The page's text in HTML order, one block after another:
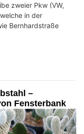
zweier Pkw (VW,
in der
Bernhardstraße
–
Fensterbank